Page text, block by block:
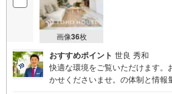
画像36枚
おすすめポイント 世良 秀和
快適な環境をご覧いただけます。
かせくださいませ。の体制と情報